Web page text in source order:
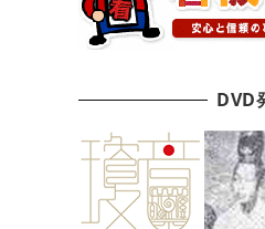
DVD